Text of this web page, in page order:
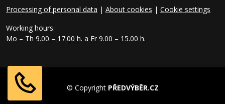
Processing of personal data | About cookies | Cookie settings
Working hours:
Mo – Th 9.00 – 17.00 h. a Fr 9.00 – 15.00 h.
© Copyright PŘEDVÝBĚR.CZ